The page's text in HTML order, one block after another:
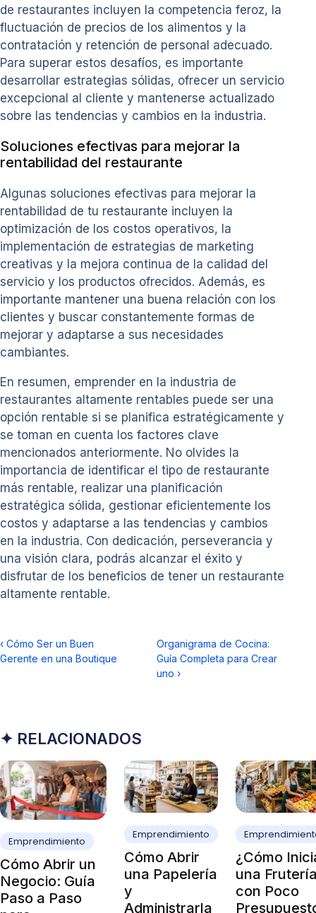
de restaurantes incluyen la competencia feroz, la
fluctuación de precios de los alimentos y la
contratación y retención de personal adecuado.
Para superar estos desafíos, es importante
desarrollar estrategias sólidas, ofrecer un servicio
excepcional al cliente y mantenerse actualizado
sobre las tendencias y cambios en la industria.
Soluciones efectivas para mejorar la
rentabilidad del restaurante
Algunas soluciones efectivas para mejorar la
rentabilidad de tu restaurante incluyen la
optimización de los costos operativos, la
implementación de estrategias de marketing
creativas y la mejora continua de la calidad del
servicio y los productos ofrecidos. Además, es
importante mantener una buena relación con los
clientes y buscar constantemente formas de
mejorar y adaptarse a sus necesidades
cambiantes.
En resumen, emprender en la industria de
restaurantes altamente rentables puede ser una
opción rentable si se planifica estratégicamente y
se toman en cuenta los factores clave
mencionados anteriormente. No olvides la
importancia de identificar el tipo de restaurante
más rentable, realizar una planificación
estratégica sólida, gestionar eficientemente los
costos y adaptarse a las tendencias y cambios
en la industria. Con dedicación, perseverancia y
una visión clara, podrás alcanzar el éxito y
disfrutar de los beneficios de tener un restaurante
altamente rentable.
‹ Cómo Ser un Buen
Gerente en una Boutique
Organigrama de Cocina:
Guía Completa para Crear
uno ›
✦ RELACIONADOS
Emprendimiento
Cómo Abrir un
Negocio: Guía
Paso a Paso
Emprendimiento
Cómo Abrir
una Papelería
y
Administrarla
¿Cómo
una
con Poco